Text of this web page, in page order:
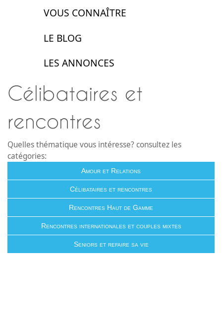
VOUS CONNAÎTRE
LE BLOG
LES ANNONCES
Célibataires et
rencontres
Quelles thématique vous intéresse? consultez les
catégories:
Amour et Relations
Célibataires et rencontres
Rencontres Haut de Gamme
Rencontres internationales et couples mixtes
Seniors et refaire sa vie